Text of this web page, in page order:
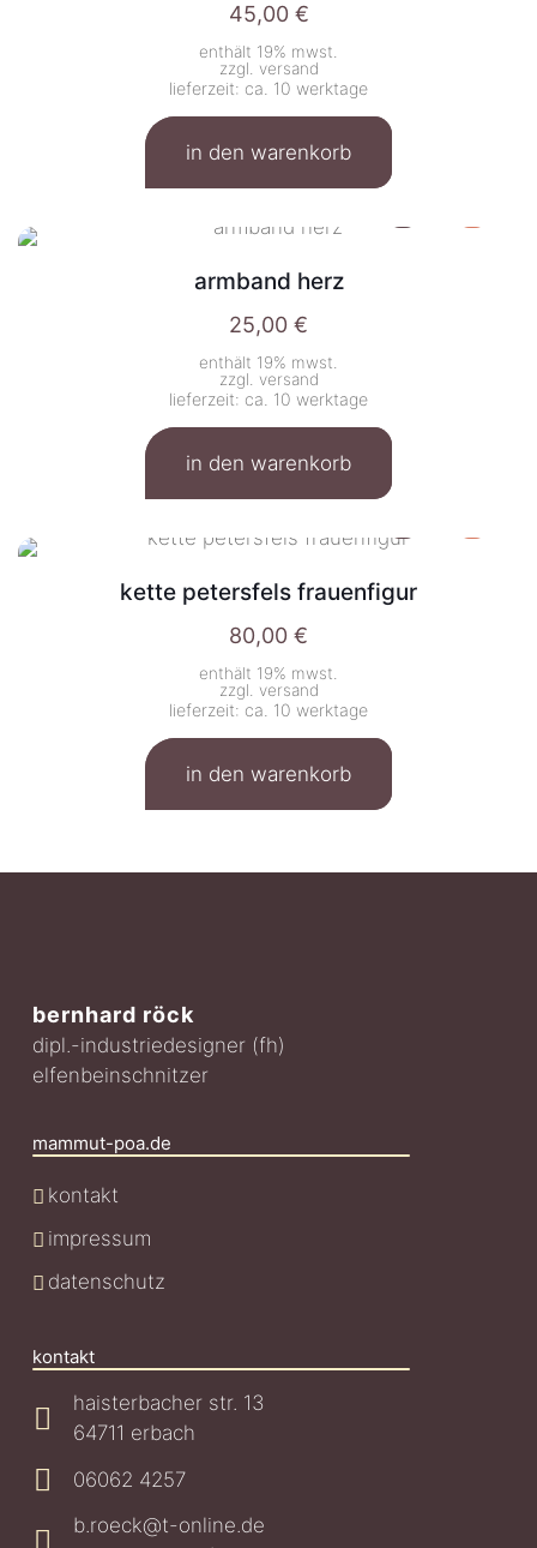
45,00 €
enthält 19% mwst.
zzgl. versand
lieferzeit: ca. 10 werktage
in den warenkorb
armband herz
25,00 €
enthält 19% mwst.
zzgl. versand
lieferzeit: ca. 10 werktage
in den warenkorb
kette petersfels frauenfigur
80,00 €
enthält 19% mwst.
zzgl. versand
lieferzeit: ca. 10 werktage
in den warenkorb
bernhard röck
dipl.-industriedesigner (fh)
elfenbeinschnitzer
mammut-poa.de
kontakt
impressum
datenschutz
kontakt
haisterbacher str. 13
64711 erbach
06062 4257
b.roeck@t-online.de